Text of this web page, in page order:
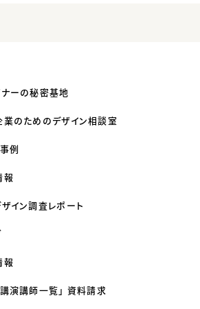
ナーの秘密基地
業のためのデザイン相談室
例
報
イン調査レポート
報
講演講師一覧」 資料請求